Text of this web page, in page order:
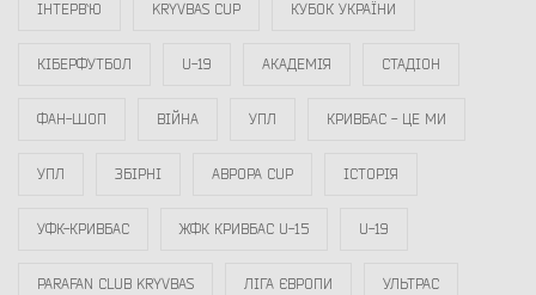
ІНТЕРВ`Ю KRYVBAS CUP КУБОК УКРАЇНИ
КІБЕРФУТБОЛ U-19 АКАДЕМІЯ СТАДІОН
ФАН-ШОП ВІЙНА УПЛ КРИВБАС - ЦЕ МИ
УПЛ ЗБІРНІ АВРОРА CUP ІСТОРІЯ
УФК-КРИВБАС ЖФК КРИВБАС U-15 U-19
PARAFAN CLUB KRYVBAS ЛІГА ЄВРОПИ УЛЬТРАС